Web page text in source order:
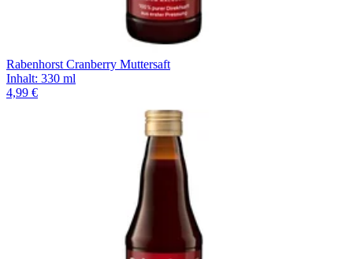
Rabenhorst Cranberry Muttersaft
Inhalt: 330 ml
4,99 €